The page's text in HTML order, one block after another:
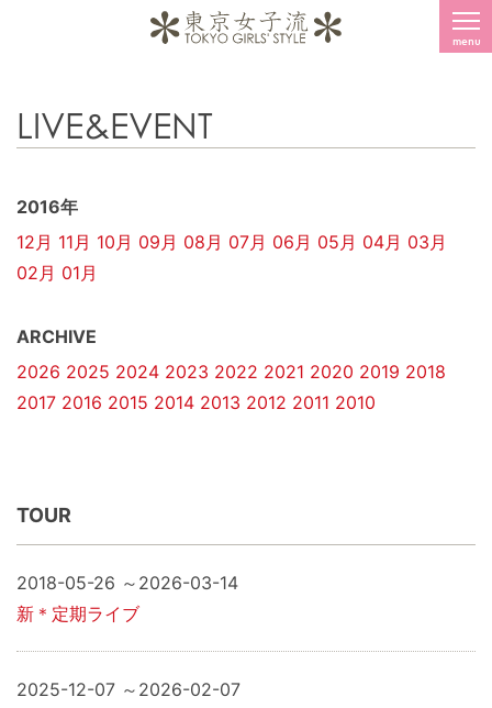
menu
LIVE&EVENT
2016年
12月 11月 10月 09月 08月 07月 06月 05月 04月 03月
02月 01月
ARCHIVE
2026 2025 2024 2023 2022 2021 2020 2019 2018
2017 2016 2015 2014 2013 2012 2011 2010
TOUR
2018-05-26 ～2026-03-14
新＊定期ライブ
2025-12-07 ～2026-02-07